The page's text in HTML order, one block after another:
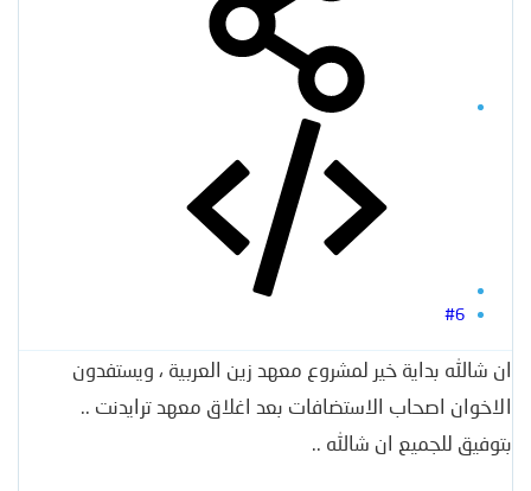
#6
ان شالله بداية خير لمشروع معهد زين العربية ، ويستفدون
الاخوان اصحاب الاستضافات بعد اغلاق معهد ترايدنت ..
بتوفيق للجميع ان شالله ..